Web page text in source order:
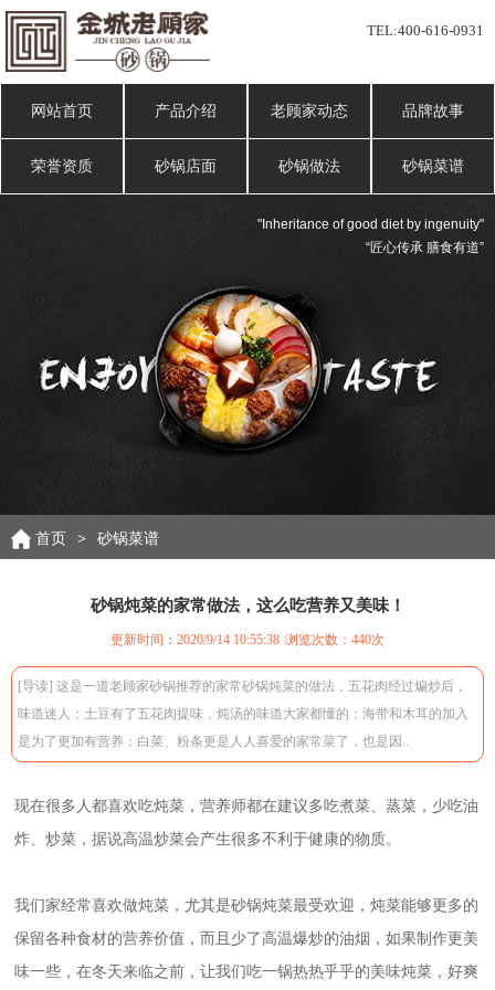
TEL:400-616-0931
网站首页 产品介绍 老顾家动态 品牌故事
荣誉资质 砂锅店面 砂锅做法 砂锅菜谱
"Inheritance of good diet by ingenuity"
“匠心传承 膳食有道”
首页 > 砂锅菜谱
砂锅炖菜的家常做法，这么吃营养又美味！
更新时间：2020/9/14 10:55:38 浏览次数： 440次
[导读] 这是一道老顾家砂锅推荐的家常砂锅炖菜的做法，五花肉经过煸炒后，
味道迷人；土豆有了五花肉提味，炖汤的味道大家都懂的；海带和木耳的加入
是为了更加有营养；白菜、粉条更是人人喜爱的家常菜了，也是因..
现在很多人都喜欢吃炖菜，营养师都在建议多吃煮菜、蒸菜，少吃油
炸、炒菜，据说高温炒菜会产生很多不利于健康的物质。
我们家经常喜欢做炖菜，尤其是砂锅炖菜最受欢迎，炖菜能够更多的
保留各种食材的营养价值，而且少了高温爆炒的油烟，如果制作更美
味一些，在冬天来临之前，让我们吃一锅热热乎乎的美味炖菜，好爽